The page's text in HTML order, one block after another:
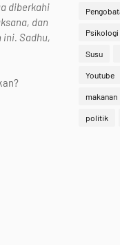
diberkahi
dan
ini. Sadhu,
Psikologi
Susu
Youtube
makanan
politik